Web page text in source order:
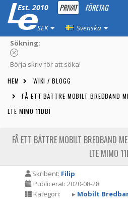
Est. 2010 PRIVAT FÖRETAG
SEK Svenska
Sökning:
Börja skriv för att söka!
HEM
WIKI / BLOGG
FÅ ETT BÄTTRE MOBILT BREDBAND
LTE MIMO 11DBI
FÅ ETT BÄTTRE MOBILT BREDBAND
LTE MIMO
Skribent: Filip
Publicerat: 2020-08-28
Kategori:
▸ Mobilt